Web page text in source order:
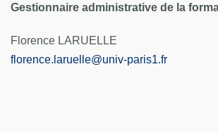
Gestionnaire administrative de la
Florence LARUELLE
florence.laruelle@univ-paris1.fr